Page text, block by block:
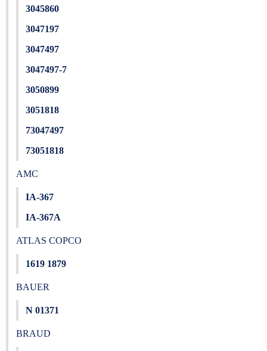
3045860
3047197
3047497
3047497-7
3050899
3051818
73047497
73051818
AMC
IA-367
IA-367A
ATLAS COPCO
1619 1879
BAUER
N 01371
BRAUD